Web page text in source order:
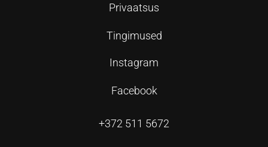
Privaatsus
Tingimused
Instagram
Facebook
+372 511 5672